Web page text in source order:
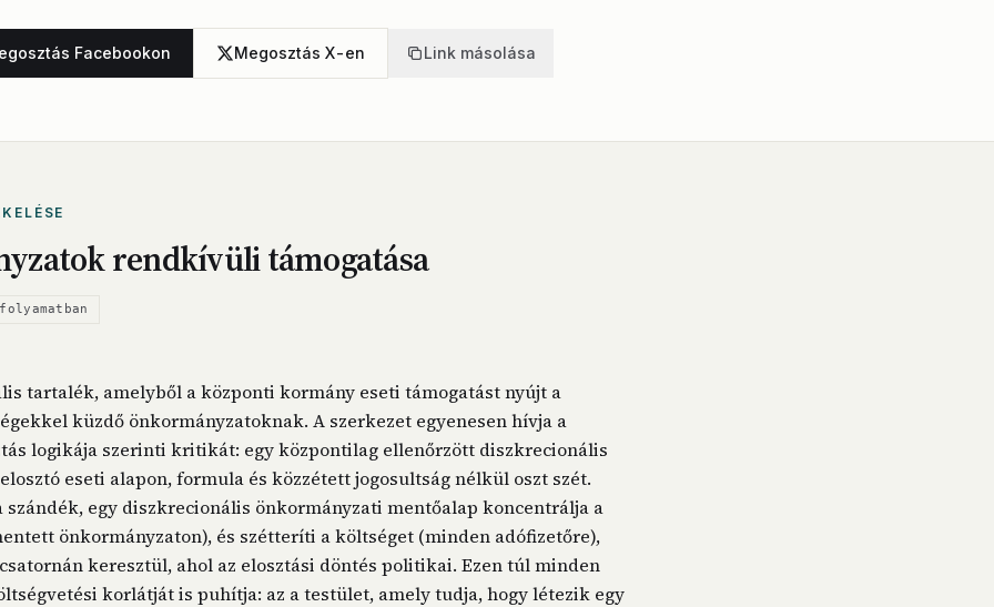
Facebookon Megosztás X-en Link másolása
rendkívüli támogatása
tartalék, amelyből a központi kormány eseti támogatást nyújt a
küzdő önkormányzatoknak. A szerkezet egyenesen hívja a
logikája szerinti kritikát: egy központilag ellenőrzött diszkrecionális
eseti alapon, formula és közzétett jogosultság nélkül oszt szét.
szándék, egy diszkrecionális önkormányzati mentőalap koncentrálja a
önkormányzaton), és szétteríti a költséget (minden adófizetőre),
keresztül, ahol az elosztási döntés politikai. Ezen túl minden
korlátját is puhítja: az a testület, amely tudja, hogy létezik egy